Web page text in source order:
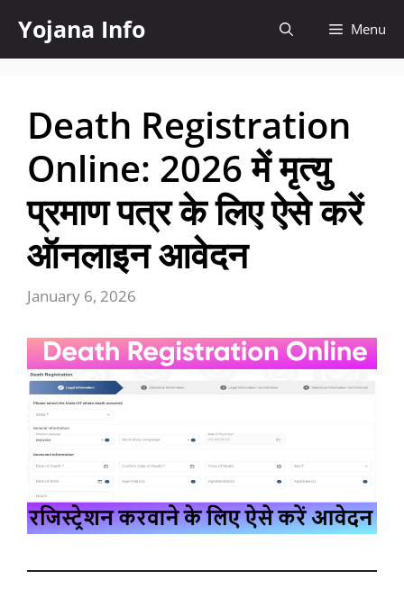
content
Yojana Info Menu
Death Registration
Online: 2026 में मृत्यु
प्रमाण पत्र के लिए ऐसे करें
ऑनलाइन आवेदन
January 6, 2026